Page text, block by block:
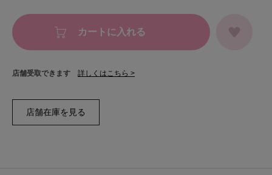
カートに入れる
店舗受取できます 詳しくはこちら >